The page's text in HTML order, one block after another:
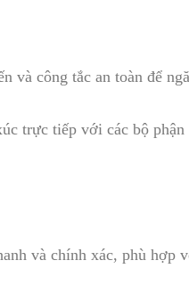
và công tắc an toàn để
trực tiếp với các bộ phận
và chính xác, phù hợp